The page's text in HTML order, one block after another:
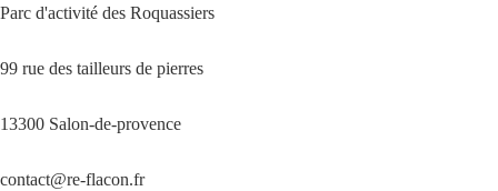
Parc d'activité des Roquassiers
99 rue des tailleurs de pierres
13300 Salon-de-provence
contact@re-flacon.fr